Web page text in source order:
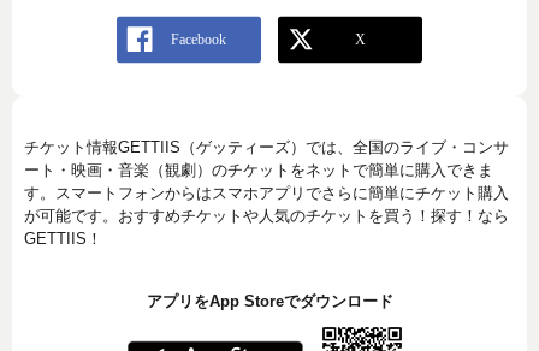
チケット情報GETTIIS（ゲッティーズ）では、全国のライブ・コンサ
ート・映画・音楽（観劇）のチケットをネットで簡単に購入できま
す。スマートフォンからはスマホアプリでさらに簡単にチケット購入
が可能です。おすすめチケットや人気のチケットを買う！探す！なら
GETTIIS！
アプリをApp Storeでダウンロード